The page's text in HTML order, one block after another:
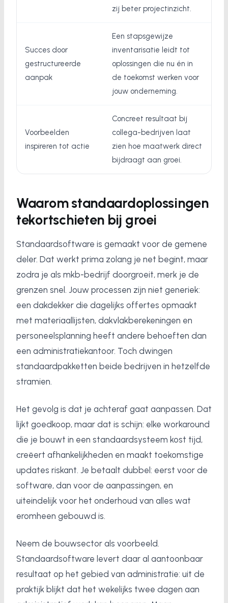
zij beter projectinzicht.
Succes door
gestructureerde
aanpak
Een stapsgewijze
inventarisatie leidt tot
oplossingen die nu én in
de toekomst werken voor
jouw onderneming.
Voorbeelden
inspireren tot actie
Concreet resultaat bij
collega-bedrijven laat
zien hoe maatwerk direct
bijdraagt aan groei.
Waarom standaardoplossingen
tekortschieten bij groei
Standaardsoftware is gemaakt voor de gemene
deler. Dat werkt prima zolang je net begint, maar
zodra je als mkb-bedrijf doorgroeit, merk je de
grenzen snel. Jouw processen zijn niet generiek:
een dakdekker die dagelijks offertes opmaakt
met materiaallijsten, dakvlakberekeningen en
personeelsplanning heeft andere behoeften dan
een administratiekantoor. Toch dwingen
standaardpakketten beide bedrijven in hetzelfde
stramien.
Het gevolg is dat je achteraf gaat aanpassen. Dat
lijkt goedkoop, maar dat is schijn: elke workaround
die je bouwt in een standaardsysteem kost tijd,
creëert afhankelijkheden en maakt toekomstige
updates riskant. Je betaalt dubbel: eerst voor de
software, dan voor de aanpassingen, en
uiteindelijk voor het onderhoud van alles wat
eromheen gebouwd is.
Neem de bouwsector als voorbeeld.
Standaardsoftware levert daar al aantoonbaar
resultaat op het gebied van administratie: uit de
praktijk blijkt dat het wekelijks twee dagen aan